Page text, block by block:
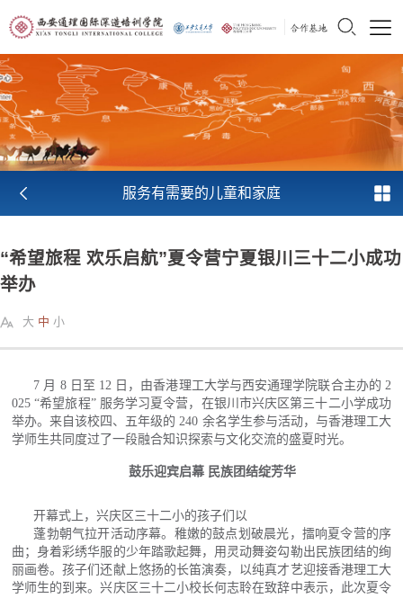
服务有需要的儿童和家庭
“希望旅程 欢乐启航”夏令营宁夏银川三十二小成功
举办
大 中 小
7 月 8 日至 12 日，由香港理工大学与西安通理学院联合主办的 2
025 “希望旅程” 服务学习夏令营，在银川市兴庆区第三十二小学成功
举办。来自该校四、五年级的 240 余名学生参与活动，与香港理工大
学师生共同度过了一段融合知识探索与文化交流的盛夏时光。
鼓乐迎宾启幕 民族团结绽芳华
开幕式上，兴庆区三十二小的孩子们以
蓬勃朝气拉开活动序幕。稚嫩的鼓点划破晨光，擂响夏令营的序
曲；身着彩绣华服的少年踏歌起舞，用灵动舞姿勾勒出民族团结的绚
丽画卷。孩子们还献上悠扬的长笛演奏，以纯真才艺迎接香港理工大
学师生的到来。兴庆区三十二小校长何志聆在致辞中表示，此次夏令